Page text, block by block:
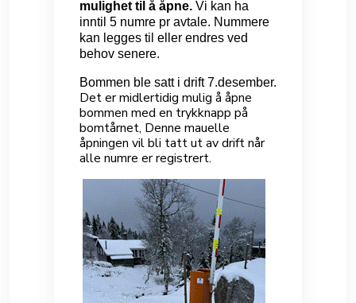
mulighet til å åpne. Vi kan ha
inntil 5 numre pr avtale. Nummere
kan legges til eller endres ved
behov senere.
Bommen ble satt i drift 7.desember.
Det er midlertidig mulig å åpne
bommen med en trykknapp på
bomtårnet, Denne mauelle
åpningen vil bli tatt ut av drift når
alle numre er registrert.